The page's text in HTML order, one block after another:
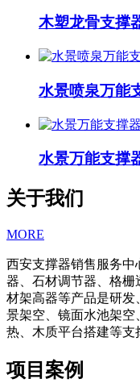
木塑龙骨支撑
水景喷泉万能
水景万能支撑
关于我们
MORE
西安支撑器销售服务
器、石材调节器、格
材架高器等产品是研
景架空、镜面水池架
热、木质平台搭建等支
项目案例